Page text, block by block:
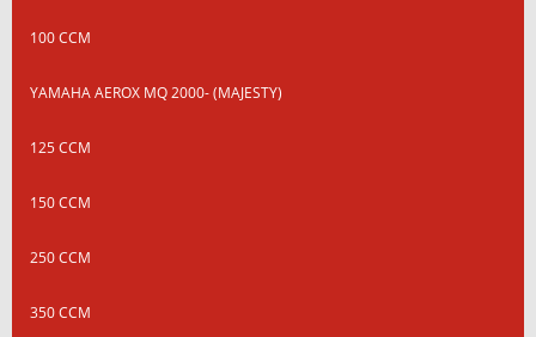
100 CCM
YAMAHA AEROX MQ 2000- (MAJESTY)
125 CCM
150 CCM
250 CCM
350 CCM